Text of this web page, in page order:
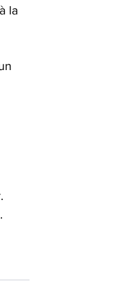
la